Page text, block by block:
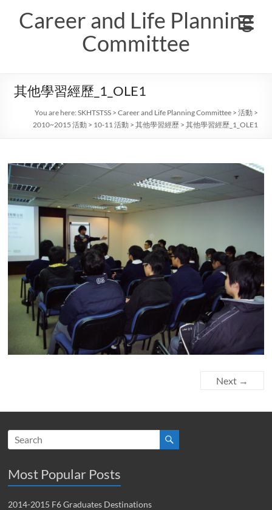
contentCareer and Life Planning
Committee
其他學習經歷_1_OLE1
You are here:SKHTSTSS >Career and Life Planning Committee >活動 >
2010~2015 活動 > 10-11 活動 >其他學習經歷 >其他學習經歷_1_OLE1
Next →
Most Popular Posts
2014-2015 F6 Graduates Destinations